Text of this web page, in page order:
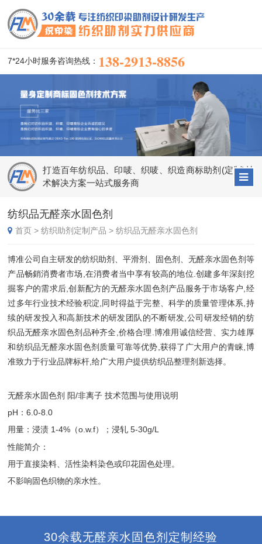
7*24小时服务咨询热线： 138-2913-8856
打造百年纺织品、印唛、织唛、织造商标助剂(定制)技
术解决方案一站式服务商
纺织品无醛亲水固色剂
首页 >纺织助剂定制产品 >纺织品无醛亲水固色剂
博准公司自主研发的纺织助剂
、平滑剂、固色剂、无醛亲水固色剂等
产品畅銷消费者市场,在消费者当中享有较高的地位.创建多年深刻挖
掘客户的需求后,创新配方的无醛亲水固色剂产品服务于市场客户,经
过多年行业技术经验积淀,同时得益于完整、科学的质量管理体系,持
续的研发投入和高新技术的研发团队的不断研发,公司研发经销的纺
织品无醛亲水固色剂品种齐全,价格合理.博准用诚信经营、实力雄厚
和纺织品无醛亲水固色剂质量可靠等优势,获得了广大用户的青睐,博
准致力于行业品牌标杆,给广大用户提供纺织品整理剂新选择。
无醛亲水固色剂 阳/非离子 技术范围与使用说明
pH：6.0-8.0
用量：浸渍 1-4%（o.w.f）；浸轧 5-30g/L
性能简介：
用于直接染料、活性染料染色或印花固色处理。
不影响固色织物的亲水性。
30余载无醛亲水固色剂定制经验